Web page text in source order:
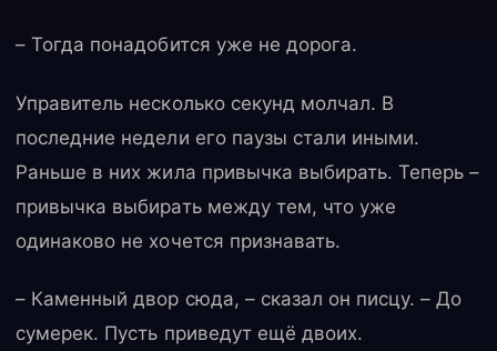
– Тогда понадобится уже не дорога.
Управитель несколько секунд молчал. В
последние недели его паузы стали иными.
Раньше в них жила привычка выбирать. Теперь –
привычка выбирать между тем, что уже
одинаково не хочется признавать.
– Каменный двор сюда, – сказал он писцу. – До
сумерек. Пусть приведут ещё двоих.